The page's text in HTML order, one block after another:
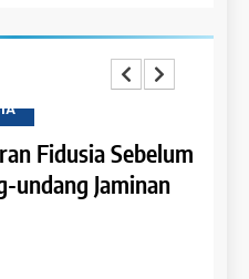
Fidusia Sebelum
undang Jaminan